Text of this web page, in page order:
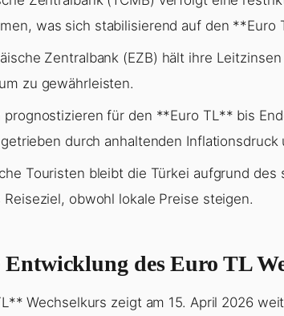
was sich stabilisierend auf den **Euro
Zentralbank (EZB) hält ihre
zu gewährleisten.
prognostizieren für den **Euro TL** bis
durch anhaltenden
Touristen bleibt die Türkei aufgrund
Reiseziel, obwohl lokale Preise steigen.
des Euro TL
Wechselkurs zeigt am 15. April 2026